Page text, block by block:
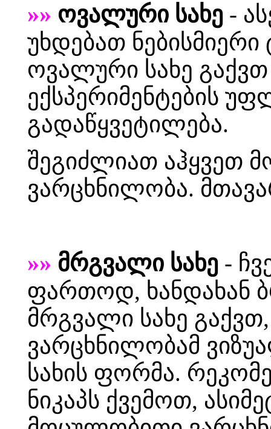
»» ოვალური სახე -
უხდებათ
ოვალური სახე
ექსპერიმენტების
გადაწყვეტილება.
შეგიძლიათ აჰყვეთ
ვარცხნილობა.
»» მრგვალი სახე -
ფართოდ, ხანდახან
მრგვალი სახე
ვარცხნილობამ
სახის ფორმა.
ნიკაპს ქვემოთ,